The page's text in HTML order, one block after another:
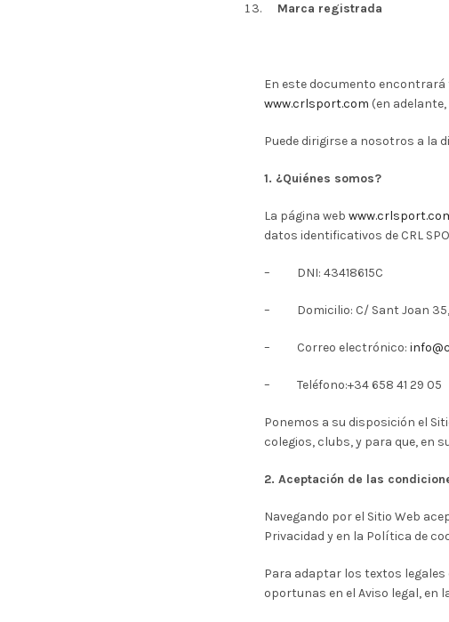
Marca registrada
En este documento encontrará
www.crlsport.com (en
Puede dirigirse a nosotros a la
1. ¿Quiénes somos?
La página web
datos identificativos de CRL
– DNI: 43418615C
– Domicilio: C/ Sant Joan 35,
– Correo electrónico:
– Teléfono:+34 658 41 29 05
Ponemos a su disposición el
colegios, clubs, y para que, en
2. Aceptación de las
Navegando por el Sitio Web
Privacidad y en la Política de
Para adaptar los textos legales
oportunas en el Aviso legal, en